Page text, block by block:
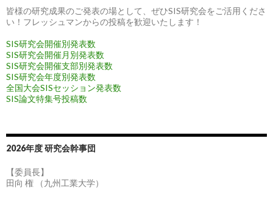
皆様の研究成果のご発表の場として、ぜひSIS研究会をご活用くださ
い！フレッシュマンからの投稿を歓迎いたします！
SIS研究会開催別発表数
SIS研究会開催月別発表数
SIS研究会開催支部別発表数
SIS研究会年度別発表数
全国大会SISセッション発表数
SIS論文特集号投稿数
2026年度 研究会幹事団
【委員長】
田向 権 （九州工業大学）